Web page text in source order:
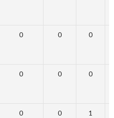
0 0 0
0 0 0
0 0 1